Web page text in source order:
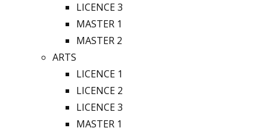
LICENCE 3
MASTER 1
MASTER 2
ARTS
LICENCE 1
LICENCE 2
LICENCE 3
MASTER 1